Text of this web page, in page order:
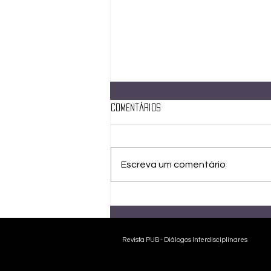
Carta de Fortaleza - 2025
Comentários
Escreva um comentário
Revista PUB - Diálogos Interdisciplinares